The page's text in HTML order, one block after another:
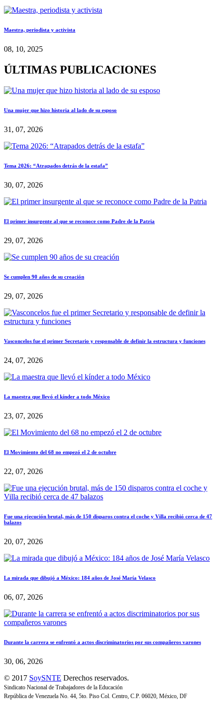
Maestra, periodista y activista
08, 10, 2025
ÚLTIMAS PUBLICACIONES
Una mujer que hizo historia al lado de su esposo
31, 07, 2026
Tema 2026: “Atrapados detrás de la estafa”
30, 07, 2026
El primer insurgente al que se reconoce como Padre de la Patria
29, 07, 2026
Se cumplen 90 años de su creación
29, 07, 2026
Vasconcelos fue el primer Secretario y responsable de definir la estructura y funciones
24, 07, 2026
La maestra que llevó el kínder a todo México
23, 07, 2026
El Movimiento del 68 no empezó el 2 de octubre
22, 07, 2026
Fue una ejecución brutal, más de 150 disparos contra el coche y Villa recibió cerca de 47
balazos
20, 07, 2026
La mirada que dibujó a México: 184 años de José María Velasco
06, 07, 2026
Durante la carrera se enfrentó a actos discriminatorios por sus compañeros varones
30, 06, 2026
© 2017 SoySNTE Derechos reservados.
Sindicato Nacional de Trabajadores de la Educación
República de Venezuela No. 44, 5to. Piso Col. Centro, C.P. 06020, México, DF